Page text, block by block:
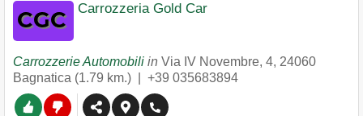
Carrozzeria Gold Car
Carrozzerie Automobili in Via IV Novembre, 4, 24060
Bagnatica (1.79 km.) | +39 035683894